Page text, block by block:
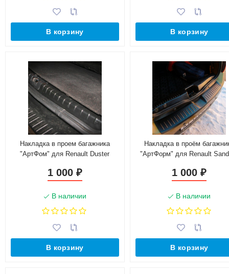
В корзину В корзину
Накладка в проем багажника
"АртФом" для Renault Duster
1 000 ₽
В наличии
В корзину
Накладка в проём
"АртФорм" для Renault
1 000₽
В наличии
В корзину